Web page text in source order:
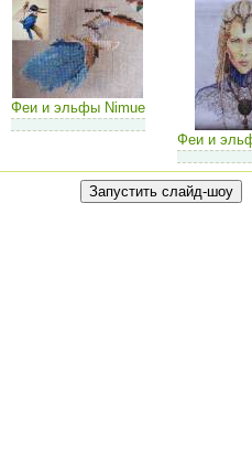
Феи и эльфы Nimue
Феи и